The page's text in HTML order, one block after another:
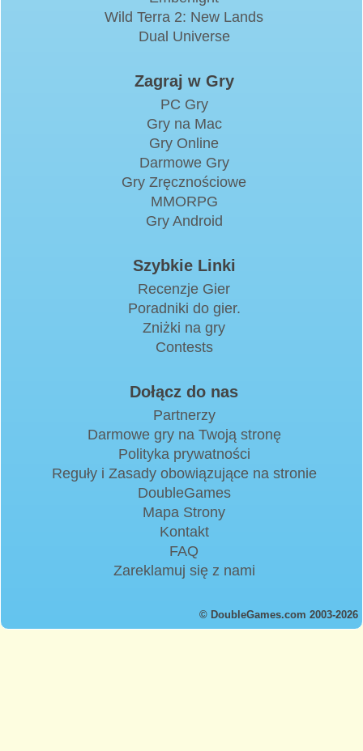
Wild Terra 2: New Lands
Dual Universe
Zagraj w Gry
PC Gry
Gry na Mac
Gry Online
Darmowe Gry
Gry Zręcznościowe
MMORPG
Gry Android
Szybkie Linki
Recenzje Gier
Poradniki do gier.
Zniżki na gry
Contests
Dołącz do nas
Partnerzy
Darmowe gry na Twoją stronę
Polityka prywatności
Reguły i Zasady obowiązujące na stronie
DoubleGames
Mapa Strony
Kontakt
FAQ
Zareklamuj się z nami
© DoubleGames.com 2003-2026